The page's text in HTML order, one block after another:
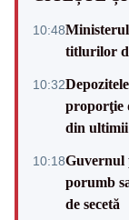
10:48Ministerul
titlurilor
10:32
proporţie
din
10:18Guvernul
porumb
de secetă